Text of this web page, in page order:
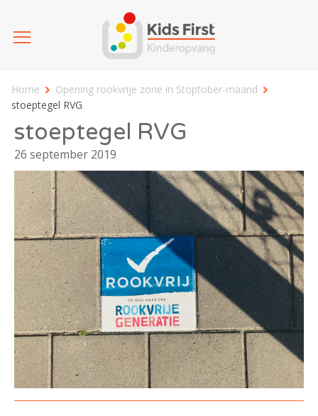
Home
Opening rookvrije zone in Stoptober-maand
stoeptegel RVG
stoeptegel RVG
26 september 2019